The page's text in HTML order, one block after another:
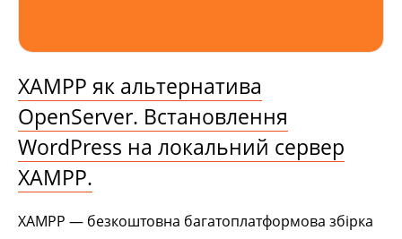
XAMPP як альтернатива
OpenServer. Встановлення
WordPress на локальний сервер
XAMPP.
XAMPP — безкоштовна багатоплатформова збірка